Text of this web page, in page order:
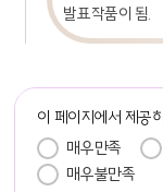
발표작품이 됨.
이 페이지에서 제공
매우만족
매우불만족